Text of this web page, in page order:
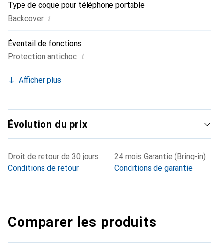
Type de coque pour téléphone portable
Backcover i
Éventail de fonctions
Protection antichoc i
Afficher plus
Évolution du prix
Droit de retour de 30 jours
Conditions de retour
24 mois Garantie (Bring-in)
Conditions de garantie
Comparer les produits